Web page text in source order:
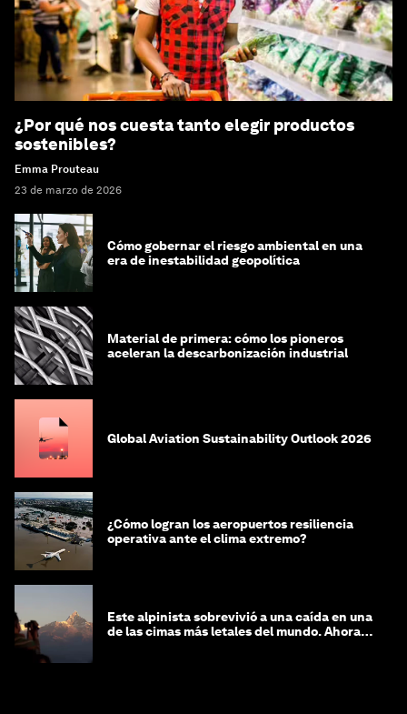
¿Por qué nos cuesta tanto elegir productos
sostenibles?
Emma Prouteau
23 de marzo de 2026
Cómo gobernar el riesgo ambiental en una
era de inestabilidad geopolítica
Material de primera: cómo los pioneros
aceleran la descarbonización industrial
Global Aviation Sustainability Outlook 2026
¿Cómo logran los aeropuertos resiliencia
operativa ante el clima extremo?
Este alpinista sobrevivió a una caída en una
de las cimas más letales del mundo. Ahora